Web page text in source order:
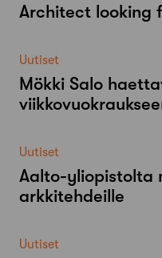
Architect looking
Uutiset
Mökki Salo
Uutiset
Aalto-​yliopistolta
arkkitehdeille
Uutiset